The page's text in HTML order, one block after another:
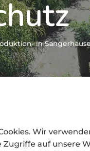
in
Wir
auf unsere